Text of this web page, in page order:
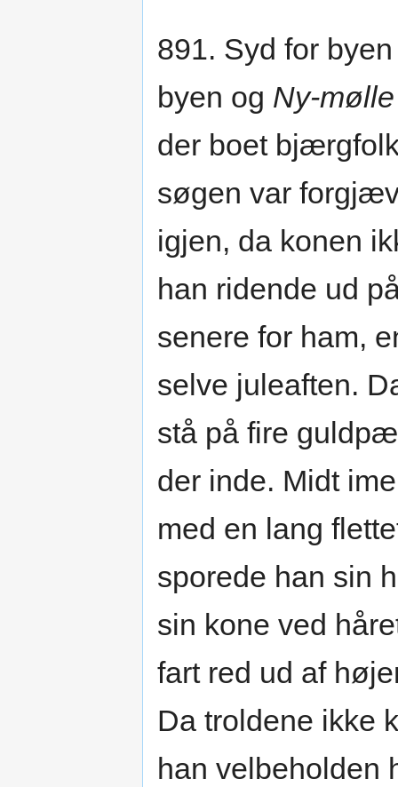
891. Syd for
byen og Ny-mølle
der boet
søgen var
igjen, da konen
han ridende ud
senere for ham,
selve juleaften.
stå på fire
der inde. Midt
med en lang
sporede han sin
sin kone ved
fart red ud af
Da troldene ikke
han velbeholden